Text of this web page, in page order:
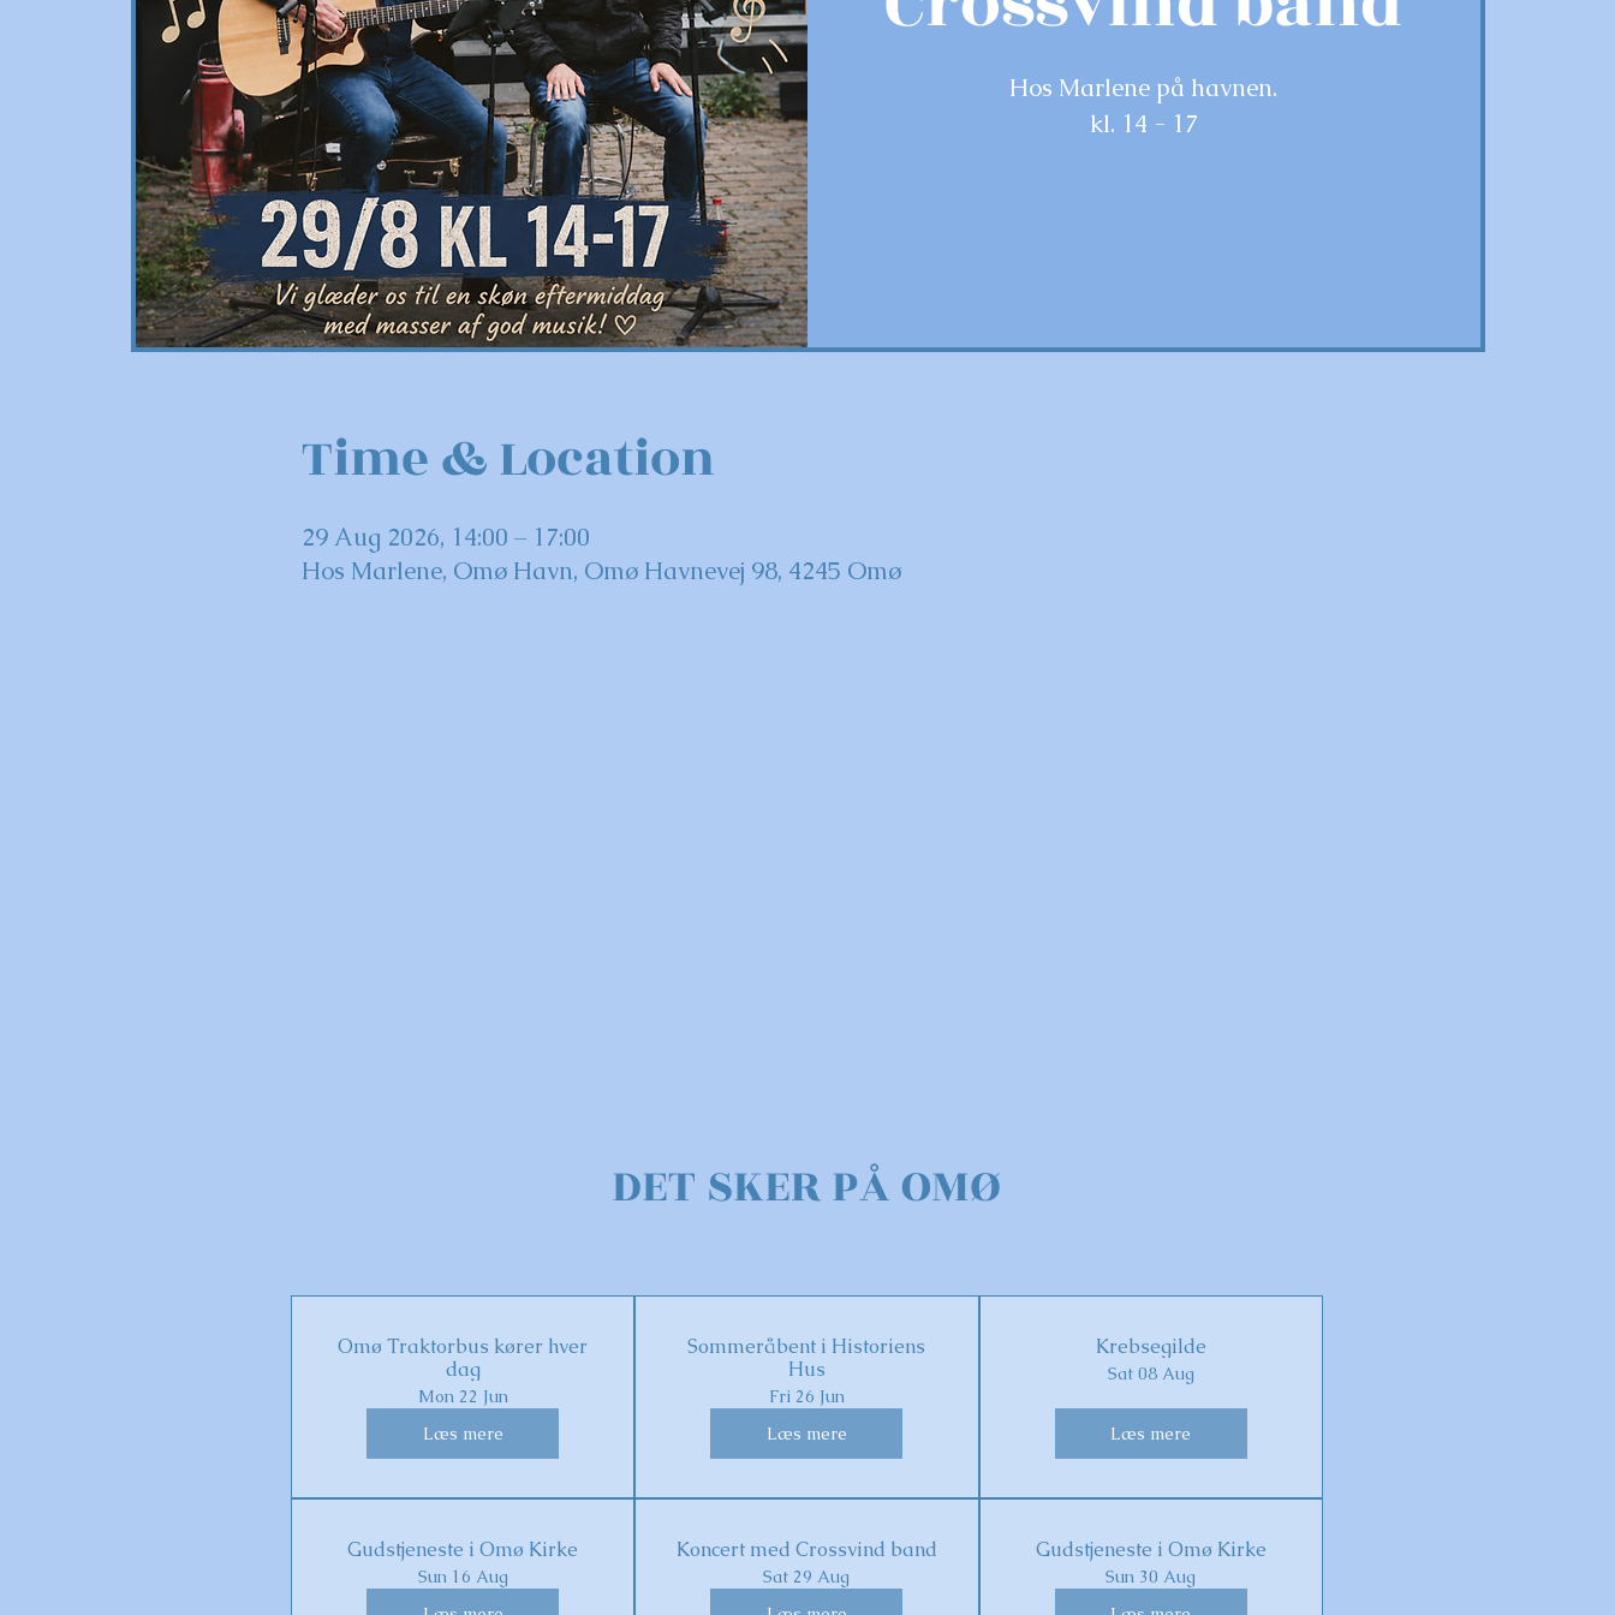
Hos Marlene på havnen.
kl. 14 - 17
Time & Location
29 Aug 2026, 14:00 – 17:00
Hos Marlene, Omø Havn, Omø Havnevej 98, 4245 Omø
DET SKER PÅ OMØ
Omø Traktorbus kører hver
dag
Mon 22 Jun
Læs mere
Sommeråbent i Historiens
Hus
Fri 26 Jun
Læs mere
Krebsegilde
Sat 08 Aug
Læs mere
Gudstjeneste i Omø Kirke
Sun 16 Aug
Koncert med Crossvind band
Sat 29 Aug
Gudstjeneste i Omø Kirke
Sun 30 Aug